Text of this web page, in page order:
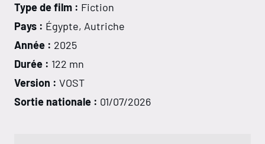
Type de film : Fiction
Pays : Égypte, Autriche
Année : 2025
Durée : 122 mn
Version : VOST
Sortie nationale : 01/07/2026